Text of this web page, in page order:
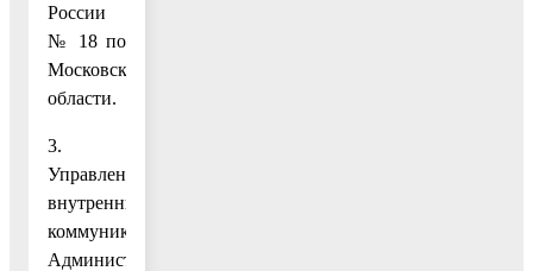
России
№ 18 по
Московской
области.
3.
Управлению
внутренних
коммуникаций
Администрации